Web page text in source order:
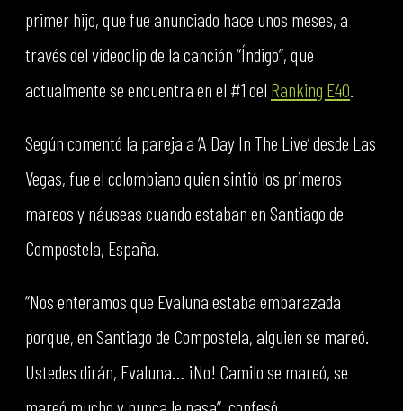
primer hijo, que fue anunciado hace unos meses, a
través del videoclip de la canción “Índigo”, que
actualmente se encuentra en el #1 del Ranking E40
Según comentó la pareja a ‘A Day In The Live’ desde Las
Vegas, fue el colombiano quien sintió los primeros
mareos y náuseas cuando estaban en Santiago de
Compostela, España.
“Nos enteramos que Evaluna estaba embarazada
porque, en Santiago de Compostela, alguien se mareó.
Ustedes dirán, Evaluna… ¡No! Camilo se mareó, se